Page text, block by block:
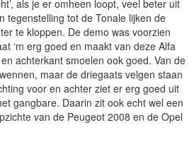
als je er omheen loopt, veel beter uit
tegenstelling tot de Tonale lijken de
te kloppen. De demo was voorzien
‘m erg goed en maakt van deze Alfa
achterkant smoelen ook goed. Van de
maar de driegaats velgen staan
voor en achter ziet er erg goed uit
gangbare. Daarin zit ook echt wel een
van de Peugeot 2008 en de Opel